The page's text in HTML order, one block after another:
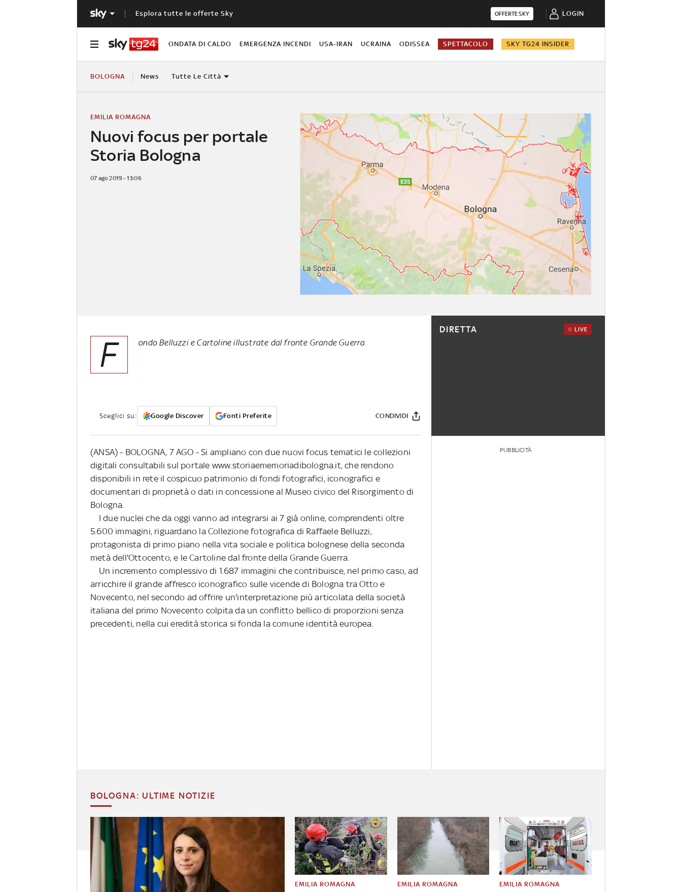
Esplora tutte le offerte Sky OFFERTE SKY LOGIN
ONDATA DI CALDO EMERGENZA INCENDI USA-IRAN UCRAINA ODISSEA SPETTACOLO SKY TG24 INSIDER
BOLOGNA News Tutte Le Città
Nuovi focus per portale
Storia Bologna
EMILIA ROMAGNA
07 ago 2019 - 13:06
F ondo Belluzzi e Cartoline illustrate dal fronte Grande Guerra
Sceglici su: Google Discover Fonti Preferite CONDIVIDI
(ANSA) - BOLOGNA, 7 AGO - Si ampliano con due nuovi focus tematici le collezioni
digitali consultabili sul portale www.storiaememoriadibologna.it, che rendono
disponibili in rete il cospicuo patrimonio di fondi fotografici, iconografici e
documentari di proprietà o dati in concessione al Museo civico del Risorgimento di
Bologna.
I due nuclei che da oggi vanno ad integrarsi ai 7 già online, comprendenti oltre
5.600 immagini, riguardano la Collezione fotografica di Raffaele Belluzzi,
protagonista di primo piano nella vita sociale e politica bolognese della seconda
metà dell'Ottocento, e le Cartoline dal fronte della Grande Guerra.
Un incremento complessivo di 1.687 immagini che contribuisce, nel primo caso, ad
arricchire il grande affresco iconografico sulle vicende di Bologna tra Otto e
Novecento, nel secondo ad offrire un'interpretazione più articolata della società
italiana del primo Novecento colpita da un conflitto bellico di proporzioni senza
precedenti, nella cui eredità storica si fonda la comune identità europea.
DIRETTA LIVE
PUBBLICITÀ
BOLOGNA: ULTIME NOTIZIE
EMILIA ROMAGNA EMILIA ROMAGNA EMILIA ROMAGNA